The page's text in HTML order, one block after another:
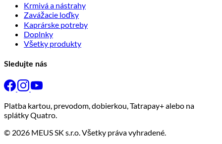
Krmivá a nástrahy
Zavážacie loďky
Kaprárske potreby
Doplnky
Všetky produkty
Sledujte nás
Platba kartou, prevodom, dobierkou, Tatrapay+ alebo na
splátky Quatro.
© 2026 MEUS SK s.r.o. Všetky práva vyhradené.